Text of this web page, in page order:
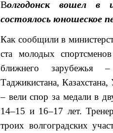
Волгодонск вошел в
состоялось юношеское
Как сообщили в
ста молодых
ближнего зарубежья
Таджикистана,
– вели спор за медали в
14–15 и 16–17 лет.
троих волгоградских